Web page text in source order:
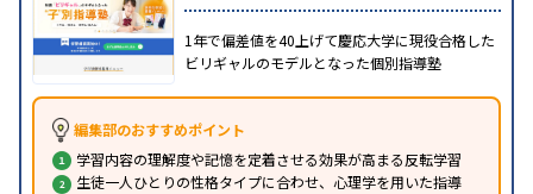
1年で偏差値を40上げて慶応大学に現役合格した
ビリギャルのモデルとなった個別指導塾
編集部のおすすめポイント
学習内容の理解度や記憶を定着させる効果が高まる反転学習
生徒一人ひとりの性格タイプに合わせ、心理学を用いた指導